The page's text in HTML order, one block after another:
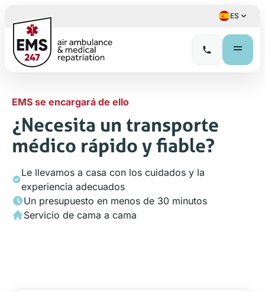
ES
EMS se encargará de ello
¿Necesita un transporte
médico rápido y fiable?
Le llevamos a casa con los cuidados y la
experiencia adecuados
Un presupuesto en menos de 30 minutos
Servicio de cama a cama